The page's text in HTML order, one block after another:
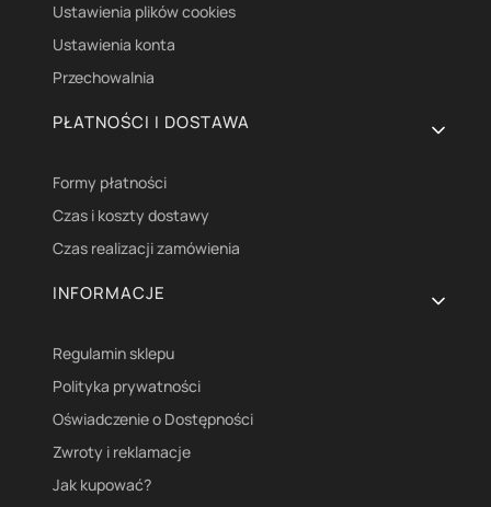
Ustawienia plików cookies
Ustawienia konta
Przechowalnia
PŁATNOŚCI I DOSTAWA
Formy płatności
Czas i koszty dostawy
Czas realizacji zamówienia
INFORMACJE
Regulamin sklepu
Polityka prywatności
Oświadczenie o Dostępności
Zwroty i reklamacje
Jak kupować?